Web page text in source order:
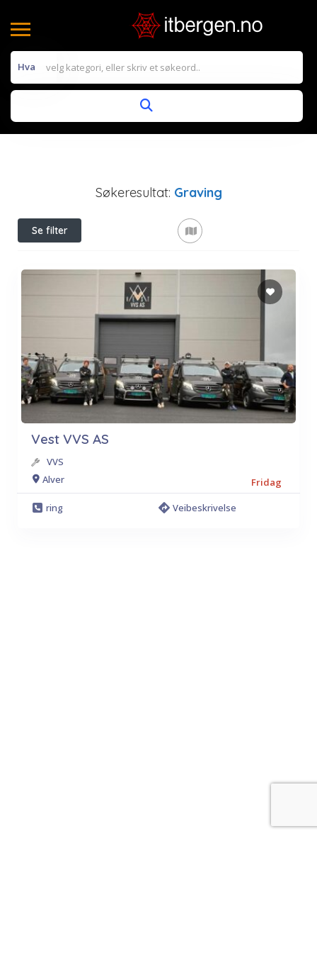
Hva
Søkeresultat: Graving
Se filter
Vest VVS AS
VVS
Alver
Fridag
ring
Veibeskrivelse